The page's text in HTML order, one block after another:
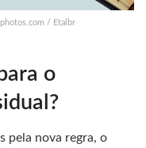
/ Etalbr
o
pela nova regra, o